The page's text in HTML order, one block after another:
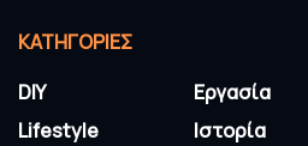
KΑΤΗΓΟΡΊΕΣ
DIY
Lifestyle
Εργασία
Ιστορία